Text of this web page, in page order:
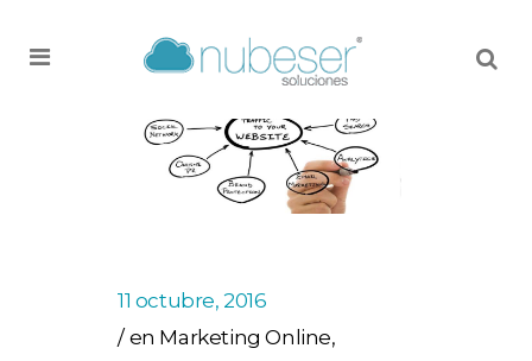
11 octubre, 2016
en Marketing Online,